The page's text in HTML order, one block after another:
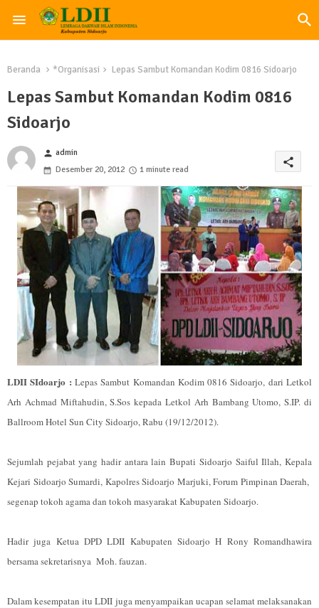
Beranda *Organisasi Lepas Sambut Komandan Kodim 0816 Sidoarjo
Lepas Sambut Komandan Kodim 0816
Sidoarjo
person admin
Desember 20, 2012
1 minute read
share
LDII SIdoarjo : Lepas Sambut Komandan Kodim 0816 Sidoarjo, dari Letkol
Arh Achmad Miftahudin, S.Sos kepada Letkol Arh Bambang Utomo, S.IP. di
Ballroom Hotel Sun City Sidoarjo, Rabu (19/12/2012).
Sejumlah pejabat yang hadir antara lain Bupati Sidoarjo Saiful Illah, Kepala
Kejari Sidoarjo Sumardi, Kapolres Sidoarjo Marjuki, Forum Pimpinan Daerah,
segenap tokoh agama dan tokoh masyarakat Kabupaten Sidoarjo.
Hadir juga Ketua DPD LDII Kabupaten Sidoarjo H Rony Romandhawira
bersama sekretarisnya Moh. fauzan.
Dalam kesempatan itu LDII juga menyampaikan ucapan selamat melaksanakan